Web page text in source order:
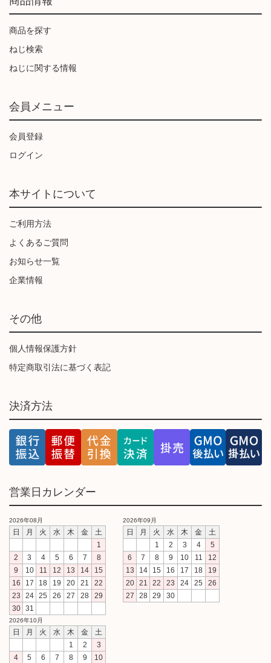
商品を探す
ねじ検索
ねじに関する情報
会員メニュー
会員登録
ログイン
本サイトについて
ご利用方法
よくあるご質問
お知らせ一覧
企業情報
その他
個人情報保護方針
特定商取引法に基づく表記
決済方法
営業日カレンダー
2026年08月
日 月 火 水 木 金
土
1
2
3 4 5 6 7
8
9
10 11 12 13 14
15
16
17 18 19 20 21
22
23
24 25 26 27 28
29
30
31
2026年09月
日 月 火 水 木 金
土
1
2 3 4
5
6
7 8 9 10 11
12
13
14 15 16 17 18
19
20
21 22 23 24 25
26
27
28 29 30
2026年10月
日 月 火 水 木 金
土
1
2
3
4
5 6 7 8 9 10